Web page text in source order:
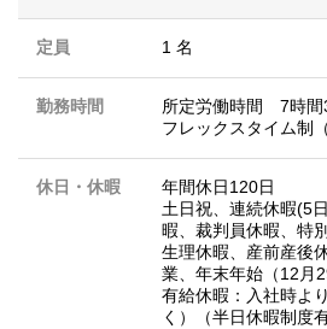
定員 1 名
勤務時間
所定労働時間 7時
フレックスタイム制
休日・休暇
年間休日120日
土日祝、連続休暇(5
暇、裁判員休暇、特
生理休暇、産前産後
業、年末年始（12月
有給休暇：入社時よ
く）（半日休暇制度有